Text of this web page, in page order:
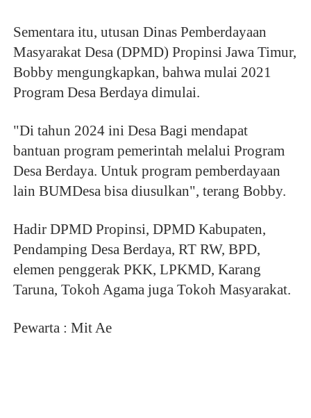
Sementara itu, utusan Dinas Pemberdayaan
Masyarakat Desa (DPMD) Propinsi Jawa Timur,
Bobby mengungkapkan, bahwa mulai 2021
Program Desa Berdaya dimulai.
"Di tahun 2024 ini Desa Bagi mendapat
bantuan program pemerintah melalui Program
Desa Berdaya. Untuk program pemberdayaan
lain BUMDesa bisa diusulkan", terang Bobby.
Hadir DPMD Propinsi, DPMD Kabupaten,
Pendamping Desa Berdaya, RT RW, BPD,
elemen penggerak PKK, LPKMD, Karang
Taruna, Tokoh Agama juga Tokoh Masyarakat.
Pewarta : Mit Ae